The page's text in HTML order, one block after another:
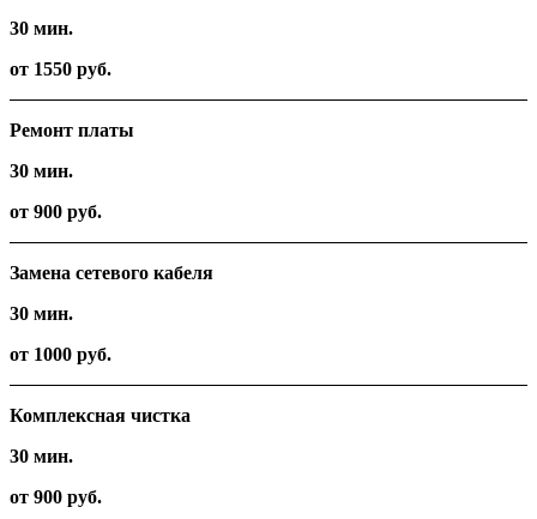
30 мин.
от 1550 руб.
Ремонт платы
30 мин.
от 900 руб.
Замена сетевого кабеля
30 мин.
от 1000 руб.
Комплексная чистка
30 мин.
от 900 руб.